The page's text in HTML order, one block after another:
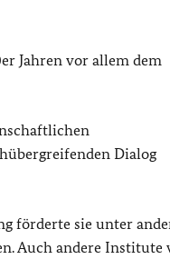
Jahren vor allem dem
Dialog
förderte sie unter
Auch andere Institute